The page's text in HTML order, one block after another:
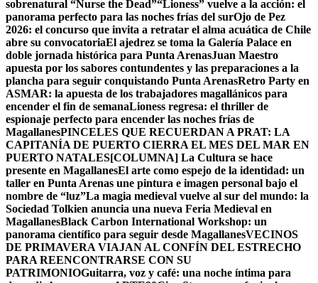
sobrenatural “Nurse the Dead”“Lioness” vuelve a la acción: el
panorama perfecto para las noches frías del surOjo de Pez
2026: el concurso que invita a retratar el alma acuática de Chile
abre su convocatoriaEl ajedrez se toma la Galería Palace en
doble jornada histórica para Punta ArenasJuan Maestro
apuesta por los sabores contundentes y las preparaciones a la
plancha para seguir conquistando Punta ArenasRetro Party en
ASMAR: la apuesta de los trabajadores magallánicos para
encender el fin de semanaLioness regresa: el thriller de
espionaje perfecto para encender las noches frías de
MagallanesPINCELES QUE RECUERDAN A PRAT: LA
CAPITANÍA DE PUERTO CIERRA EL MES DEL MAR EN
PUERTO NATALES[COLUMNA] La Cultura se hace
presente en MagallanesEl arte como espejo de la identidad: un
taller en Punta Arenas une pintura e imagen personal bajo el
nombre de “luz”La magia medieval vuelve al sur del mundo: la
Sociedad Tolkien anuncia una nueva Feria Medieval en
MagallanesBlack Carbon International Workshop: un
panorama científico para seguir desde MagallanesVECINOS
DE PRIMAVERA VIAJAN AL CONFÍN DEL ESTRECHO
PARA REENCONTRARSE CON SU
PATRIMONIOGuitarra, voz y café: una noche íntima para